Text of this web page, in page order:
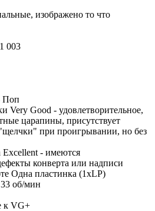
изображено то что
003
Поп
Very Good - удовлетворительное,
царапины, присутствует
при проигрывании, но без
Excellent - имеются
конверта или надписи
Одна пластинка (1xLP)
33 об/мин
к VG+